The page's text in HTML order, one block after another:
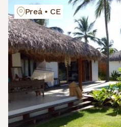
Preá • CE